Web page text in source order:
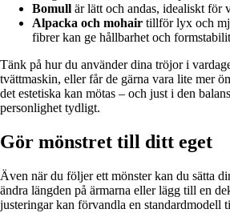
Bomull är lätt och andas, idealiskt för
Alpacka och mohair tillför lyx och
fibrer kan ge hållbarhet och
Tänk på hur du använder dina tröjor i
tvättmaskin, eller får de gärna vara lite mer
det estetiska kan mötas – och just i den
personlighet tydligt.
Gör mönstret till ditt eget
Även när du följer ett mönster kan du sätta
ändra längden på ärmarna eller lägg till en
justeringar kan förvandla en standardmodell